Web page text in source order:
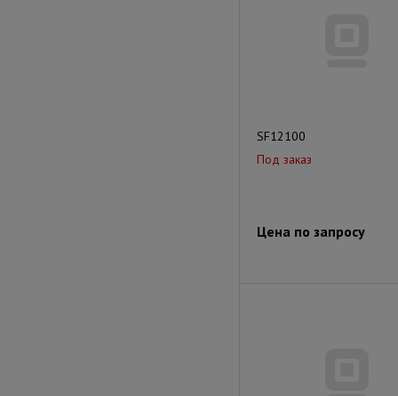
SF12100
Под заказ
Цена по запросу